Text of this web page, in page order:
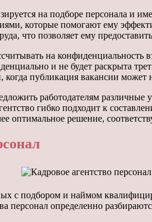
на подборе персонала и
которые помогают ему
что позволяет ему
на конфиденциальность
и не будет раскрыта
публикация вакансии может
работодателям различные
гибко подходит к
оптимальное решение,
с подбором и наймом
персонал определенно